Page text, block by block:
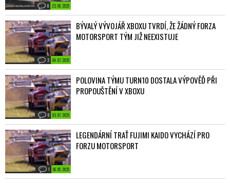
23. 09. 2025
0
04. 07. 2025
2
BÝVALÝ VÝVOJÁŘ XBOXU TVRDÍ, ŽE ŽÁDNÝ FORZA
MOTORSPORT TÝM JIŽ NEEXISTUJE
03. 07. 2025
0
POLOVINA TÝMU TURN10 DOSTALA VÝPOVĚĎ PŘI
PROPOUŠTĚNÍ V XBOXU
06. 05. 2025
1
LEGENDÁRNÍ TRAŤ FUJIMI KAIDO VYCHÁZÍ PRO
FORZU MOTORSPORT